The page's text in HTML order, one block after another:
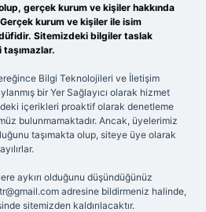
gerçek kurum ve kişiler hakkında
kurum ve kişiler ile isim
Sitemizdeki bilgiler taslak
Bilgi Teknolojileri ve İletişim
bir Yer Sağlayıcı olarak hizmet
içerikleri proaktif olarak denetleme
bulunmamaktadır. Ancak, üyelerimiz
taşımakta olup, siteye üye olarak
aykırı olduğunu düşündüğünüz
adresine bildirmeniz halinde,
sitemizden kaldırılacaktır.